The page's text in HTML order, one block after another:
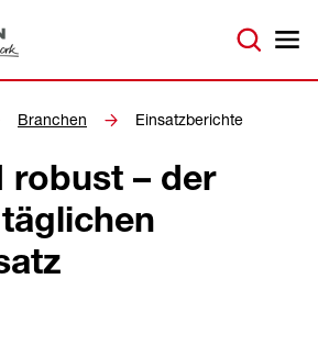
Branchen Einsatzberichte
robust – der